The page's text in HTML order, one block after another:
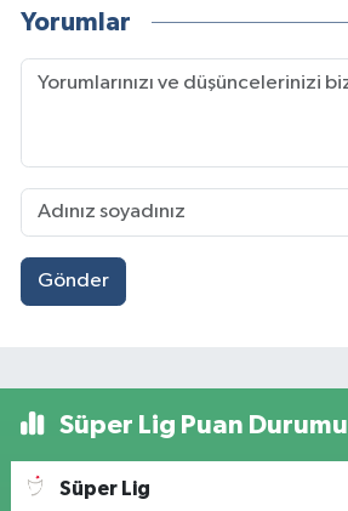
Yorumlar
Gönder
Süper Lig Puan Durumu
Süper Lig